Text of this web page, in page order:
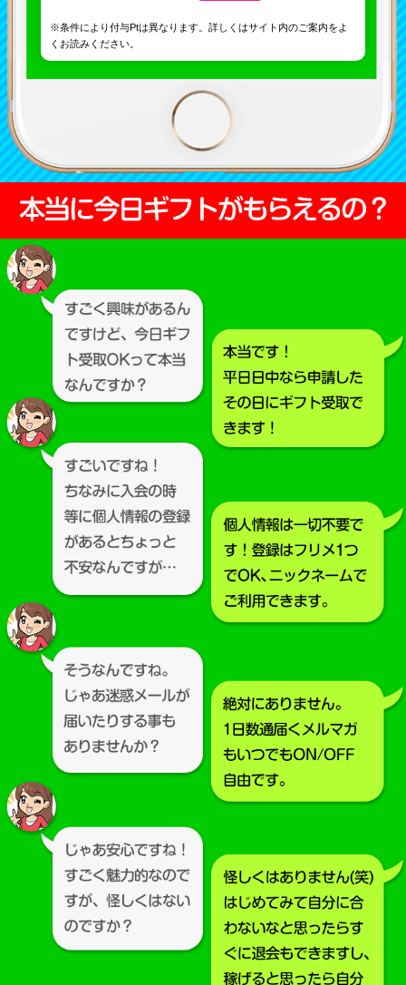
※条件により付与Ptは異なります。詳しくはサイト内のご案内をよ
くお読みください。